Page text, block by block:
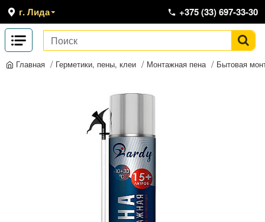
г. Лида +375 (33) 697-33-30
Главная Герметики, пены, клеи Монтажная пена Бытовая